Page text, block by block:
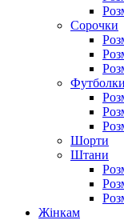
Сорочки
Футболки
Шорти
Штани
Жінкам